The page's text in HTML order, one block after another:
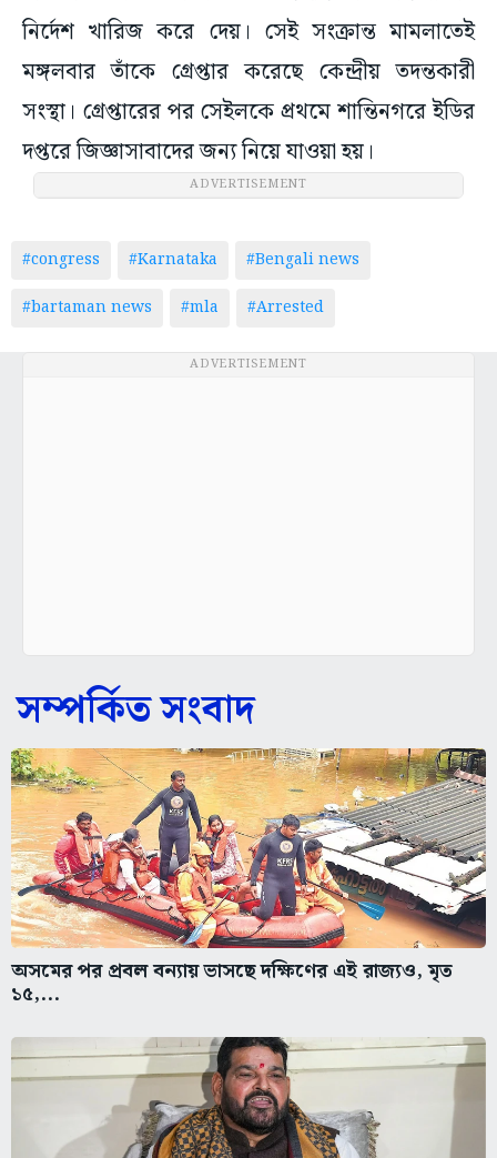
নির্দেশ খারিজ করে দেয়। সেই সংক্রান্ত মামলাতেই
মঙ্গলবার তাঁকে গ্রেপ্তার করেছে কেন্দ্রীয় তদন্তকারী
সংস্থা। গ্রেপ্তারের পর সেইলকে প্রথমে শান্তিনগরে ইডির
দপ্তরে জিজ্ঞাসাবাদের জন্য নিয়ে যাওয়া হয়।
ADVERTISEMENT
#congress #Karnataka
#Bengali news
#bartaman news
#mla #Arrested
ADVERTISEMENT
সম্পর্কিত সংবাদ
অসমের পর প্রবল বন্যায় ভাসছে দক্ষিণের এই রাজ্যও, মৃত
১৫,...